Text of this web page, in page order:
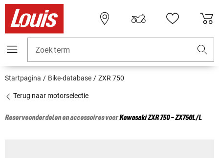
Zoekterm
Startpagina Bike-database ZXR 750
Terug naar motorselectie
Reserveonderdelen en accessoires voorKawasakiZXR 750 - ZX750L/L